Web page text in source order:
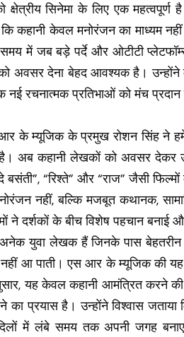
सिनेमा के लिए एक
कि कहानी केवल मनोरंजन का माध्यम
में जब बड़े पर्दे और ओटीटी
अवसर देना बेहद आवश्यक है।
नई रचनात्मक प्रतिभाओं को मंच
के म्यूजिक के प्रमुख रोशन सिंह ने
अब कहानी लेखकों को अवसर देकर
बसंती”, “रिश्ते” और “राज” जैसी
नहीं, बल्कि मजबूत कथानक,
ने दर्शकों के बीच विशेष पहचान बनाई
युवा लेखक हैं जिनके पास
नहीं आ पाती। एस आर के म्यूजिक की
यह केवल कहानी आमंत्रित करने की
का प्रयास है। उन्होंने विश्वास
में लंबे समय तक अपनी जगह